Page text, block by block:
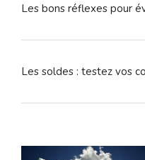
Les bons réflexes pour
Les soldes : testez vos